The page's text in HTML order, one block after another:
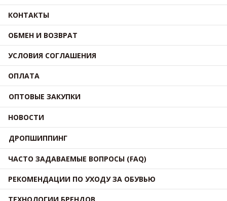
КОНТАКТЫ
ОБМЕН И ВОЗВРАТ
УСЛОВИЯ СОГЛАШЕНИЯ
ОПЛАТА
ОПТОВЫЕ ЗАКУПКИ
НОВОСТИ
ДРОПШИППИНГ
ЧАСТО ЗАДАВАЕМЫЕ ВОПРОСЫ (FAQ)
РЕКОМЕНДАЦИИ ПО УХОДУ ЗА ОБУВЬЮ